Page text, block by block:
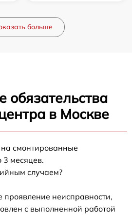
больше
обязательства
в Москве
на смонтированные
месяцев.
случаем?
проявление неисправности,
с выполненной работой